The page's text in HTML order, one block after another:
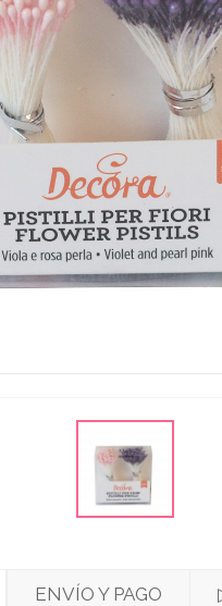
ENVÍO Y PAGO